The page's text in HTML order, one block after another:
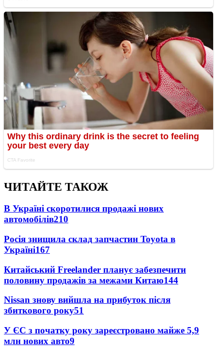
ЧИТАЙТЕ ТАКОЖ
В Україні скоротилися продажі нових
автомобілів210
Росія знищила склад запчастин Toyota в
Україні167
Китайський Freelander планує забезпечити
половину продажів за межами Китаю144
Nissan знову вийшла на прибуток після
збиткового року51
У ЄС з початку року зареєстровано майже 5,9
млн нових авто9